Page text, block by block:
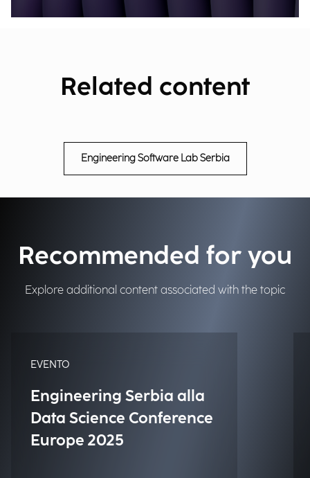
Related content
Engineering Software Lab Serbia
Recommended for you
Explore additional content associated with the topic
EVENTO
Engineering Serbia alla
Data Science Conference
Europe 2025